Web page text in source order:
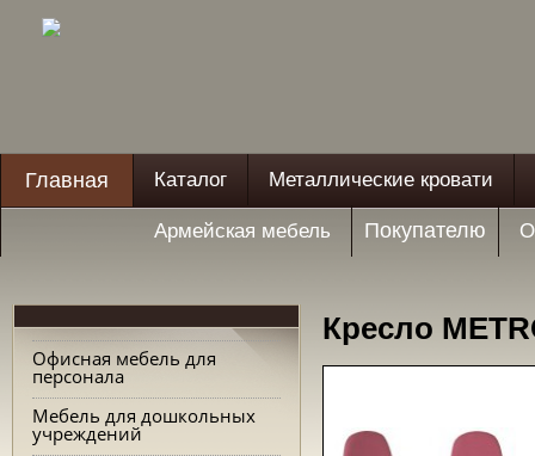
Главная Каталог Металлические кровати
Армейская мебель Покупателю
Офисная мебель для
персонала
Мебель для дошкольных
учреждений
Кресло